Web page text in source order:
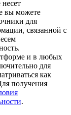
и комиссиями
вы можете
для
связанной с
и в любых
для
как
получения
.